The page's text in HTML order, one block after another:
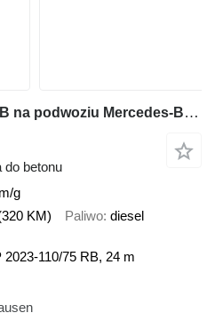
Schwing P 2023-110/75 RB na podwoziu Mercedes-Benz Actros 2632
do betonu
g
KM) Paliwo diesel
2023-110/75 RB, 24 m